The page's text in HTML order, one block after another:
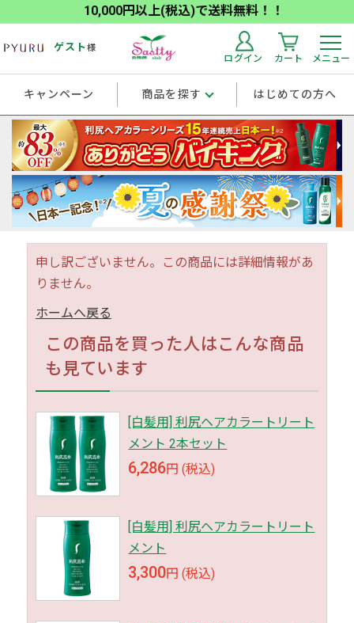
10,000円以上(税込)で送料無料！！
ゲスト様
ログイン カート メニュー
キャンペーン 商品を探す はじめての方へ
申し訳ございません。この商品には詳細情報があ
りません。
ホームへ戻る
この商品を買った人はこんな商品
も見ています
[白髪用] 利尻ヘアカラートリート
メント 2本セット
6,286円 (税込)
[白髪用] 利尻ヘアカラートリート
メント
3,300円 (税込)